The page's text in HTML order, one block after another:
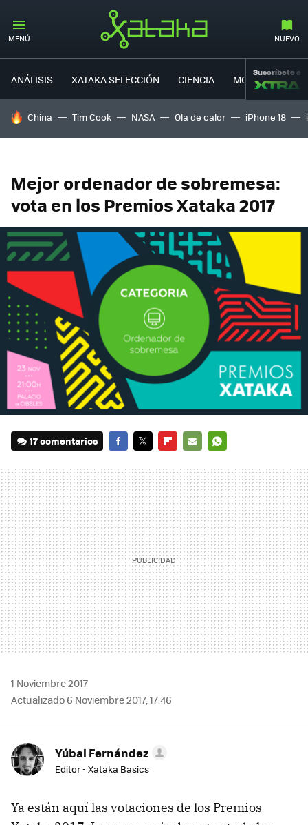
MENÚ NUEVO
ANÁLISIS XATAKA SELECCIÓN CIENCIA MOVILIDAD
Suscríbete a
HOY SE HABLA DE
China Tim Cook NASA Ola de calor iPhone 18
Mejor ordenador de sobremesa:
vota en los Premios Xataka 2017
17 comentarios
MAIL
1 Noviembre 2017
Actualizado 6 Noviembre 2017, 17:46
Yúbal Fernández
Editor - Xataka Basics
Ya están aquí las votaciones de los Premios